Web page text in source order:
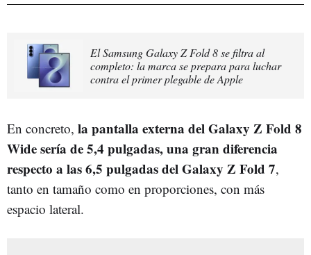
El Samsung Galaxy Z Fold 8 se filtra al
completo: la marca se prepara para luchar
contra el primer plegable de Apple
En concreto, la pantalla externa del Galaxy Z Fold 8
Wide sería de 5,4 pulgadas, una gran diferencia
respecto a las 6,5 pulgadas del Galaxy Z Fold 7,
tanto en tamaño como en proporciones, con más
espacio lateral.